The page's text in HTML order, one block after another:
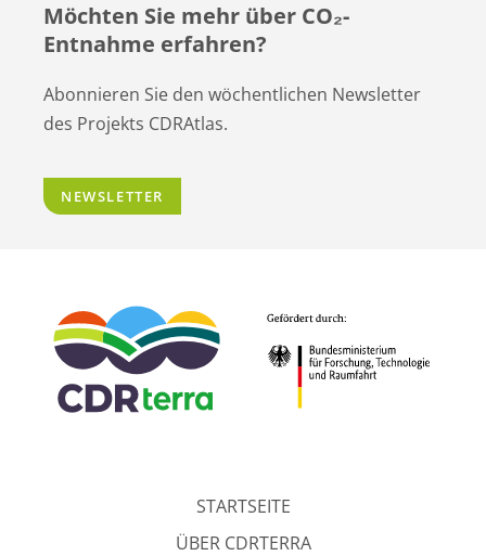
STARTSEITE
ÜBER CDRTERRA
Möchten Sie mehr über CO₂-
Entnahme erfahren?
Abonnieren Sie den wöchentlichen Newsletter
des Projekts CDRAtlas.
NEWSLETTER